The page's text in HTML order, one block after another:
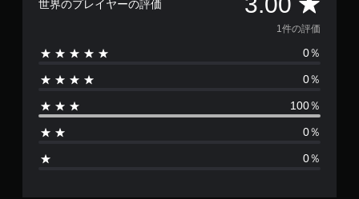
世界のプレイヤーの評価
価
数
は
1
、
1件の評価
0％
0％
100％
0％
0％